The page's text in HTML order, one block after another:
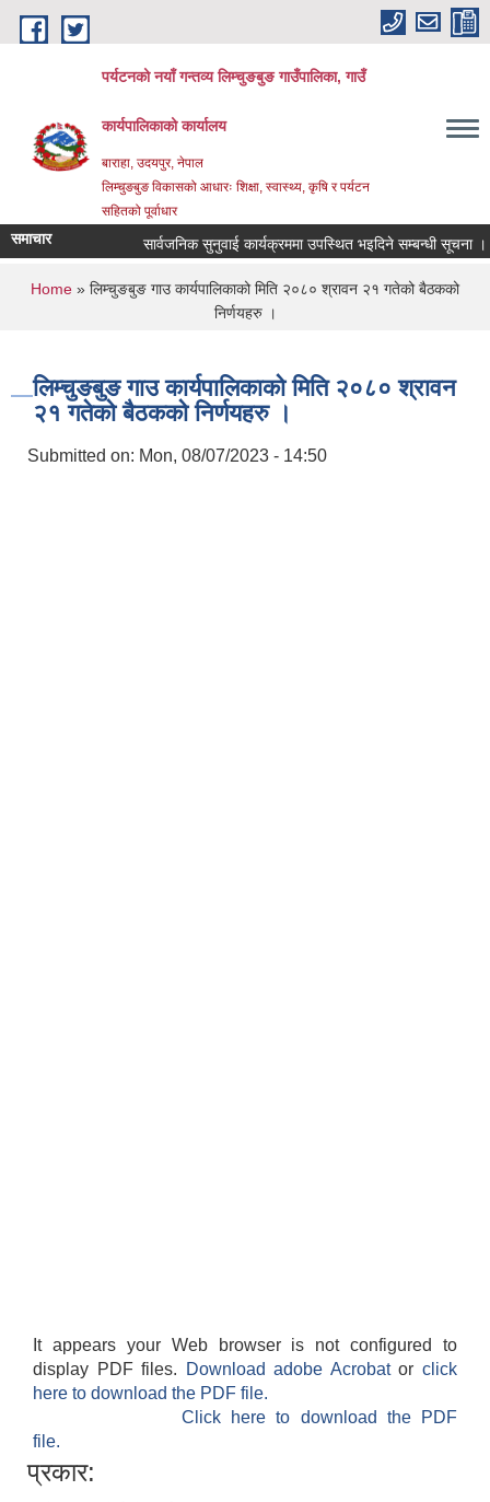
Skip to main content
पर्यटनको नयाँ गन्तव्य लिम्चुङबुङ गाउँपालिका, गाउँ
कार्यपालिकाको कार्यालय
बाराहा, उदयपुर, नेपाल
लिम्चुङबुङ विकासको आधारः शिक्षा, स्वास्थ्य, कृषि र पर्यटन
सहितको पूर्वाधार
समाचार सार्वजनिक सुनुवाई कार्यक्रममा उपस्थित भइदिने सम्बन्धी सूचना ।
You are here
Home » लिम्चुङबुङ गाउ कार्यपालिकाको मिति २०८० श्रावन २१ गतेको बैठकको
निर्णयहरु ।
लिम्चुङबुङ गाउ कार्यपालिकाको मिति २०८० श्रावन
२१ गतेको बैठकको निर्णयहरु ।
Submitted on: Mon, 08/07/2023 - 14:50
It appears your Web browser is not configured to
display PDF files.
Download adobe Acrobatorclick
here to download the PDF file.
Click here to download the PDF
file.
प्रकार: